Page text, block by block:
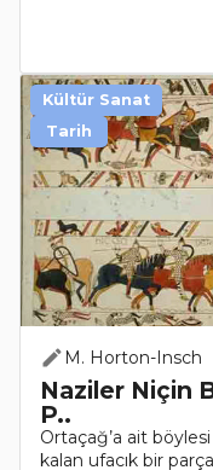
M. Horton-Insch
Naziler Niçin
P..
Ortaçağ’a ait
kalan ufacık bir
Kültür Sanat
Tarih